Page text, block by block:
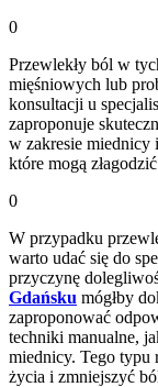
0
Przewlekły ból w
mięśniowych lub
konsultacji u
zaproponuje
w zakresie miednicy
które mogą
0
W przypadku
warto udać się do
przyczynę
Gdańsku mógłby
zaproponować
techniki manualne,
miednicy. Tego typu
życia i zmniejszyć